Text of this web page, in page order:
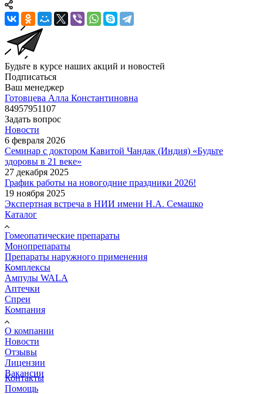
Будьте в курсе наших акций и новостей
Подписаться
Ваш менеджер
Готовцева Алла Константиновна
84957951107
Задать вопрос
Новости
6 февраля 2026
Семинар с доктором Кавитой Чандак (Индия) «Будьте
здоровы в 21 веке»
27 декабря 2025
График работы на новогодние праздники 2026!
19 ноября 2025
Экспертная встреча в НИИ имени Н.А. Семашко
Каталог
Гомеопатические препараты
Монопрепараты
Препараты наружного применения
Комплексы
Ампулы WALA
Аптечки
Спреи
Компания
О компании
Новости
Отзывы
Лицензии
Вакансии
Контакты
Помощь